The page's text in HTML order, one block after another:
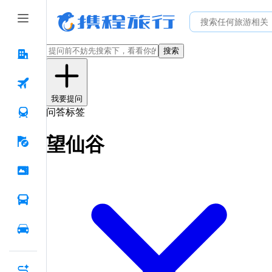
搜索
我要提问
问答标签
望仙谷